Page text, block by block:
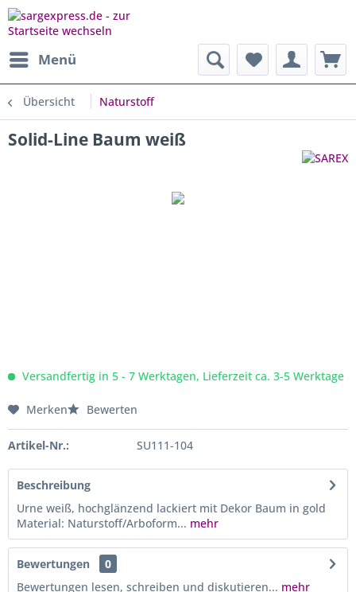
Menü
Übersicht Naturstoff
Solid-Line Baum weiß
Versandfertig in 5 - 7 Werktagen, Lieferzeit ca. 3-5 Werktage
Merken Bewerten
Artikel-Nr.: SU111-104
Beschreibung
Urne weiß, hochglänzend lackiert mit Dekor Baum in gold
Material: Naturstoff/Arboform... mehr
Bewertungen
0
Bewertungen lesen, schreiben und diskutieren... mehr